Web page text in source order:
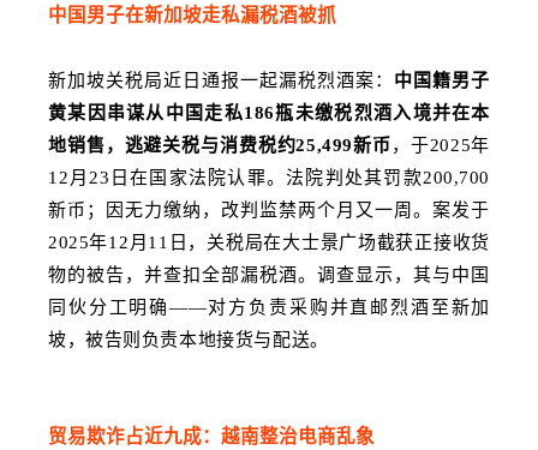
中国男子在新加坡走私漏税酒被抓
新加坡关税局近日通报一起漏税烈酒案： 中国籍男子
黄某因串谋从中国走私186瓶未缴税烈酒入境并在本
地销售，逃避关税与消费税约25,499新币 ，于2025年
12月23日在国家法院认罪。法院判处其罚款200,700
新币；因无力缴纳，改判监禁两个月又一周。案发于
2025年12月11日，关税局在大士景广场截获正接收货
物的被告，并查扣全部漏税酒。调查显示，其与中国
同伙分工明确——对方负责采购并直邮烈酒至新加
坡，被告则负责本地接货与配送。
贸易欺诈占近九成：越南整治电商乱象